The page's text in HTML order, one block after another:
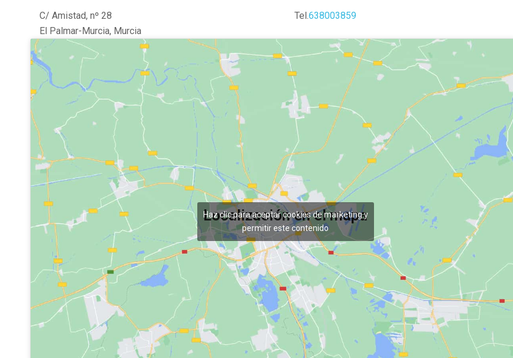
C/ Amistad, nº 28
El Palmar-Murcia, Murcia
Tel. 638003859
Localización en el mapa
Haz clic para aceptar cookies de marketing y
permitir este contenido